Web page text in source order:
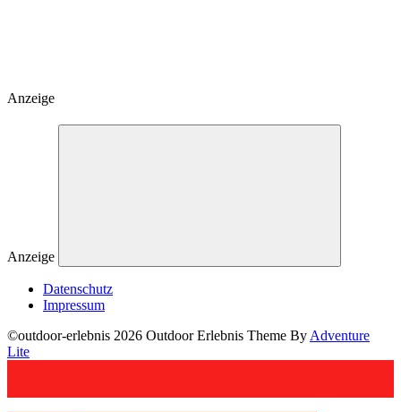
Anzeige
Anzeige
Datenschutz
Impressum
©outdoor-erlebnis 2026 Outdoor Erlebnis Theme By Adventure
Lite